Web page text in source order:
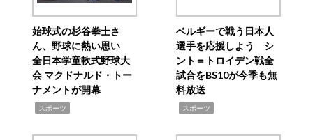
始球式の杉谷拳士さ
ん、野球に熱い思い
全日本学童軟式野球大
会 マクドナルド・トー
ナメントが開幕
スポーツ
ベルギーで戦う日本人
選手を応援しよう シ
ント＝トロイデン戦全
試合をBS10が今季も無
料放送
スポーツ